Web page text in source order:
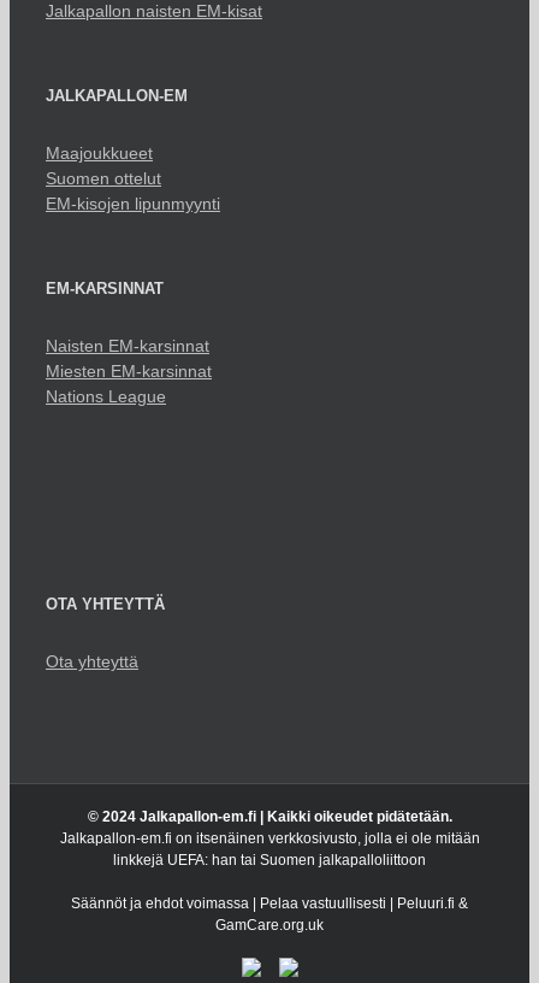
Jalkapallon naisten EM-kisat
JALKAPALLON-EM
Maajoukkueet
Suomen ottelut
EM-kisojen lipunmyynti
EM-KARSINNAT
Naisten EM-karsinnat
Miesten EM-karsinnat
Nations League
OTA YHTEYTTÄ
Ota yhteyttä
© 2024 Jalkapallon-em.fi | Kaikki oikeudet pidätetään.
Jalkapallon-em.fi on itsenäinen verkkosivusto, jolla ei ole mitään
linkkejä UEFA: han tai Suomen jalkapalloliittoon
Säännöt ja ehdot voimassa | Pelaa vastuullisesti | Peluuri.fi &
GamCare.org.uk